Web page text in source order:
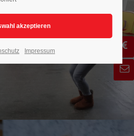
Impressum